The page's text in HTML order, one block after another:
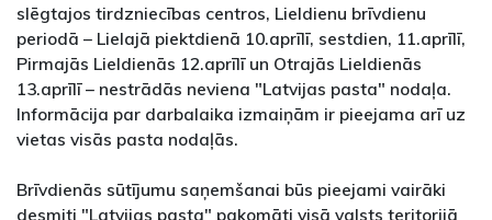
slēgtajos tirdzniecības centros, Lieldienu brīvdienu
periodā – Lielajā piektdienā 10.aprīlī, sestdien, 11.aprīlī,
Pirmajās Lieldienās 12.aprīlī un Otrajās Lieldienās
13.aprīlī – nestrādās neviena "Latvijas pasta" nodaļa.
Informācija par darbalaika izmaiņām ir pieejama arī uz
vietas visās pasta nodaļās.
Brīvdienās sūtījumu saņemšanai būs pieejami vairāki
desmiti "Latvijas pasta" pakomāti visā valsts teritorijā